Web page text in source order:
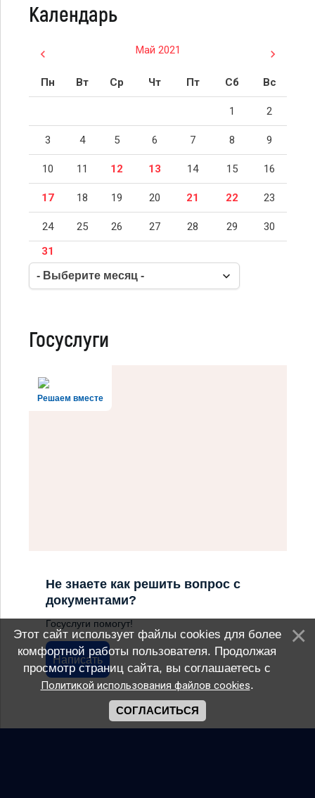
Календарь
Май 2021
Пн Вт Ср Чт Пт Сб Вс
1 2
3 4 5 6 7 8 9
10 11 12 13 14 15 16
17 18 19 20 21 22 23
24 25 26 27 28 29
30
31
Госуслуги
Решаем вместе
Не знаете как решить вопрос с
документами?
Госуслуги помогут!
Написать
Этот сайт использует файлы cookies для более
комфортной работы пользователя. Продолжая
просмотр страниц сайта, вы соглашаетесь с
Политикой использования файлов cookies.
СОГЛАСИТЬСЯ